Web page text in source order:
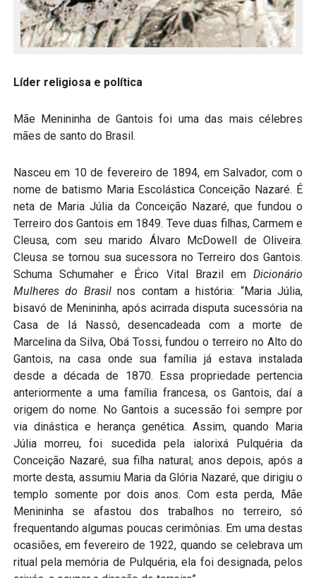
Líder religiosa e política
Mãe Menininha de Gantois foi uma das mais célebres
mães de santo do Brasil.
Nasceu em 10 de fevereiro de 1894, em Salvador, com o
nome de batismo Maria Escolástica Conceição Nazaré. É
neta de Maria Júlia da Conceição Nazaré, que fundou o
Terreiro dos Gantois em 1849. Teve duas filhas, Carmem e
Cleusa, com seu marido Álvaro McDowell de Oliveira.
Cleusa se tornou sua sucessora no Terreiro dos Gantois.
Schuma Schumaher e Érico Vital Brazil emDicionário
Mulheres do Brasilnos contam a história: “Maria Júlia,
bisavó de Menininha, após acirrada disputa sucessória na
Casa de Iá Nassô, desencadeada com a morte de
Marcelina da Silva, Obá Tossi, fundou o terreiro no Alto do
Gantois, na casa onde sua família já estava instalada
desde a década de 1870. Essa propriedade pertencia
anteriormente a uma família francesa, os Gantois, daí a
origem do nome. No Gantois a sucessão foi sempre por
via dinástica e herança genética. Assim, quando Maria
Júlia morreu, foi sucedida pela ialorixá Pulquéria da
Conceição Nazaré, sua filha natural; anos depois, após a
morte desta, assumiu Maria da Glória Nazaré, que dirigiu o
templo somente por dois anos. Com esta perda, Mãe
Menininha se afastou dos trabalhos no terreiro, só
frequentando algumas poucas cerimônias. Em uma destas
ocasiões, em fevereiro de 1922, quando se celebrava um
ritual pela memória de Pulquéria, ela foi designada, pelos